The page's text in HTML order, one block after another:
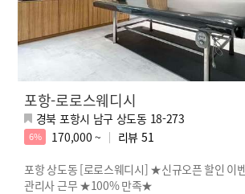
포항-로로스웨디시
경북 포항시 남구 상도동 18-273
6% 170,000 ~ 리뷰 51
포항 상도동 [로로스웨디시] ★신규오픈 할인 이
관리사 근무 ★100% 만족★